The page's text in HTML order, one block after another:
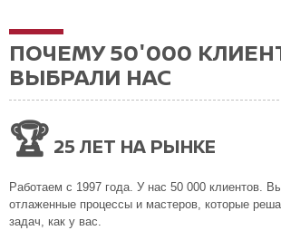
ПОЧЕМУ 50'000
ВЫБРАЛИ НАС
🏆 25 ЛЕТ НА РЫНКЕ
Работаем с 1997 года. У нас 50 000 клиентов.
отлаженные процессы и мастеров, которые
задач, как у вас.